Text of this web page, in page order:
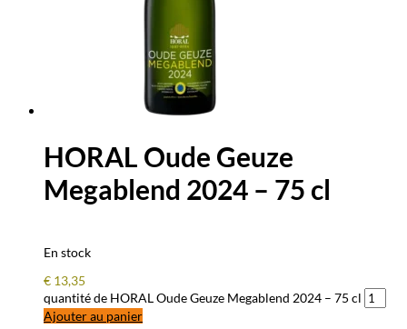
HORAL Oude Geuze
Megablend 2024 – 75 cl
En stock
€ 13,35
quantité de HORAL Oude Geuze Megablend 2024 – 75 cl
Ajouter au panier